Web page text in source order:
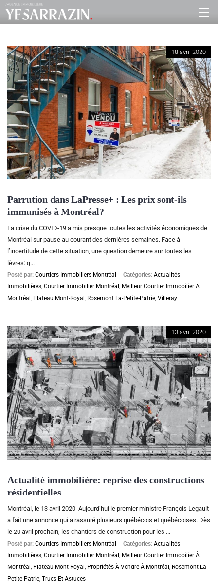
18 avril 2020
Parrution dans LaPresse+ : Les prix sont-ils
immunisés à Montréal?
La crise du COVID-19 a mis presque toutes les activités économiques de
Montréal sur pause au courant des dernières semaines. Face à
l’incertitude de cette situation, une question demeure sur toutes les
lèvres: q...
Posté par: Courtiers Immobiliers Montréal Catégories: Actualités
Immobilières, Courtier Immobilier Montréal , Meilleur Courtier Immobilier À
Montréal , Plateau Mont-Royal , Rosemont La-Petite-Patrie, Villeray
13 avril 2020
Actualité immobilière: reprise des constructions
résidentielles
Montréal, le 13 avril 2020 Aujourd’hui le premier ministre François Legault
a fait une annonce qui a rassuré plusieurs québécois et québécoises. Dès
le 20 avril prochain, les chantiers de construction pour les ...
Posté par: Courtiers Immobiliers Montréal Catégories: Actualités
Immobilières, Courtier Immobilier Montréal , Meilleur Courtier Immobilier À
Montréal , Plateau Mont-Royal , Propriétés À Vendre À Montréal , Rosemont La-
Petite-Patrie, Trucs Et Astuces